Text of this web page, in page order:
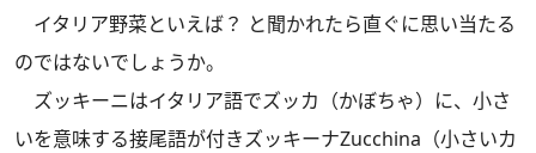
イタリア野菜といえば？ と聞かれたら直ぐに思い当たる
のではないでしょうか。
ズッキーニはイタリア語でズッカ（かぼちゃ）に、小さ
いを意味する接尾語が付きズッキーナZucchina（小さいカ